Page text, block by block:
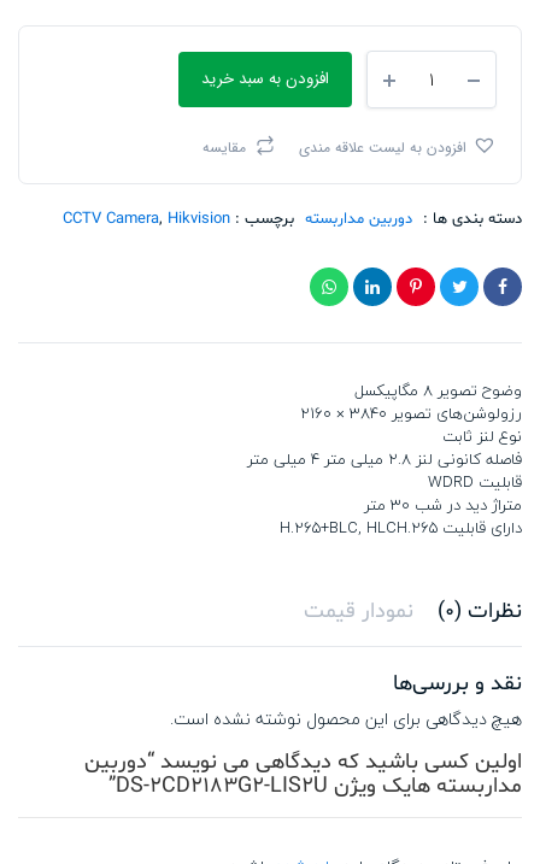
مداربسته
هایک
DS-
تعداد
افزودن به سبد خرید
افزودن به لیست علاقه مندی مقایسه
دسته بندی ها : دوربین مداربسته برچسب : CCTV Camera, Hikvision
وضوح تصویر 8 مگاپیکسل
رزولوشن‌های تصویر 3840 × 2160
نوع لنز ثابت
فاصله کانونی لنز 2.8 میلی متر 4 میلی متر
قابلیت WDRD
متراژ دید در شب 30 متر
دارای قابلیت H.265+BLC, HLCH.265
نظرات (0) نمودار قیمت
نقد و بررسی‌ها
هیچ دیدگاهی برای این محصول نوشته نشده است.
اولین کسی باشید که دیدگاهی می نویسد “دوربین
مداربسته هایک ویژن DS-2CD2183G2-LIS2U”